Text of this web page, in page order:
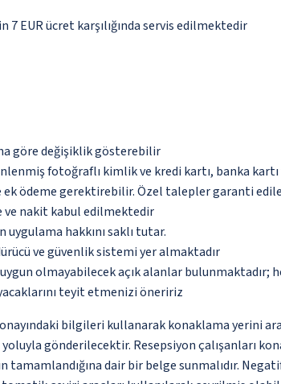
EUR ücret karşılığında servis edilmektedir
göre değişiklik gösterebilir
fotoğraflı kimlik ve kredi kartı, banka
ek ödeme gerektirebilir. Özel talepler garanti
ve nakit kabul edilmektedir
hakkını saklı tutar.
ve güvenlik sistemi yer almaktadır
olmayabilecek açık alanlar bulunmaktadır;
teyit etmenizi öneririz
bilgileri kullanarak konaklama yerini
gönderilecektir. Resepsiyon çalışanları
tamamlandığına dair bir belge sunmalıdır.